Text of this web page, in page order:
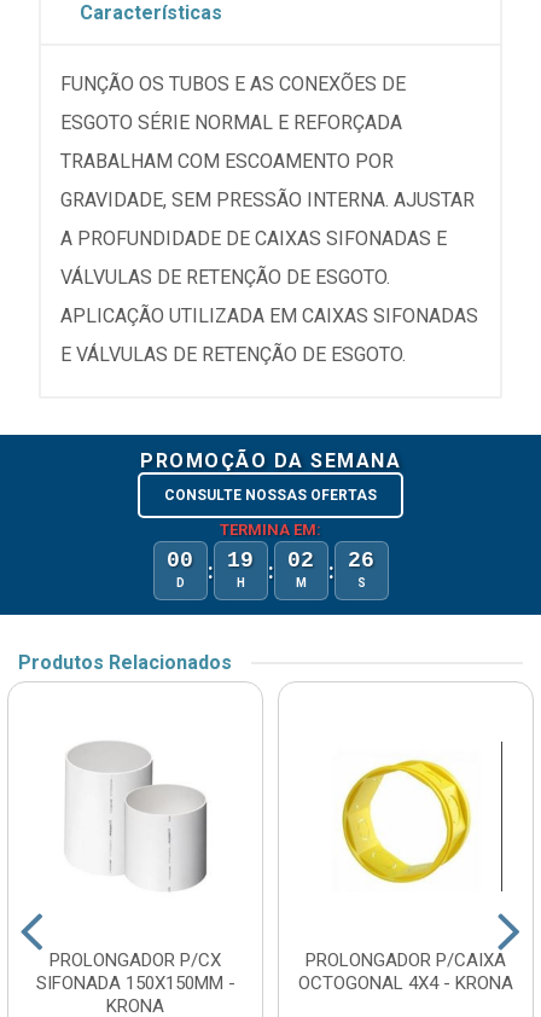
Características
FUNÇÃO OS TUBOS E AS CONEXÕES DE
ESGOTO SÉRIE NORMAL E REFORÇADA
TRABALHAM COM ESCOAMENTO POR
GRAVIDADE, SEM PRESSÃO INTERNA. AJUSTAR
A PROFUNDIDADE DE CAIXAS SIFONADAS E
VÁLVULAS DE RETENÇÃO DE ESGOTO.
APLICAÇÃO UTILIZADA EM CAIXAS SIFONADAS
E VÁLVULAS DE RETENÇÃO DE ESGOTO.
PROMOÇÃO DA SEMANA
CONSULTE NOSSAS OFERTAS
TERMINA EM:
00
D : 19
H : 02
M : 26
S
Produtos Relacionados
PROLONGADOR P/CX
SIFONADA 150X150MM -
KRONA
PROLONGADOR P/CAIXA
OCTOGONAL 4X4 - KRONA